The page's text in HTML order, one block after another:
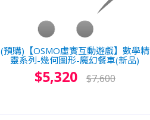
(預購)【OSMO虛實互動遊戲】數學精
靈系列-幾何圖形-魔幻餐車(新品)
$5,320 $7,600